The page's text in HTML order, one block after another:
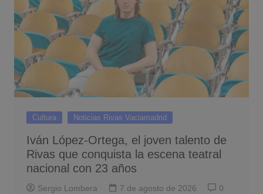
Cultura Noticias Rivas Vaciamadrid
Iván López-Ortega, el joven talento de
Rivas que conquista la escena teatral
nacional con 23 años
Sergio Lombera 7 de agosto de 2026 0